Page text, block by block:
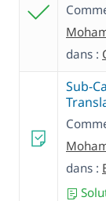
dans :
Sub-
dans :